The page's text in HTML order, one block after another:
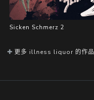
Sicken Schmerz 2
更多 illness liquor 的作品